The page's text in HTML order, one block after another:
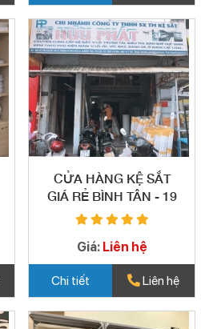
CỬA HÀNG KỆ SẮT
GIÁ RẺ BÌNH TÂN - 19
Giá: Liên hệ
Chi tiết Liên hệ